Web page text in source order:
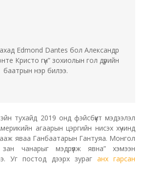
Edmond Dantes бол Александр
Кристо гүн” зохиолын гол дүрийн
баатрын нэр билээ.
тухайд 2019 онд фэйсбүүкт мэдээлэл
агаарын цэргийн нисэх хүчинд
яваа Ганбаатарын Гантуяа. Монгол
чанарыг мэдрүүлж явна” хэмээн
Уг постод дээрх зураг анх гарсан